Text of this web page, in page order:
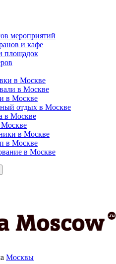
мероприятий
и кафе
площадок
в Москве
в Москве
в Москве
отдых в Москве
в Москве
Москве
в Москве
в Москве
в Москве
Москвы